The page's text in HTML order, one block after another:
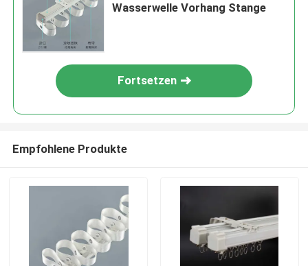
Wasserwelle Vorhang Stange
Fortsetzen
Empfohlene Produkte